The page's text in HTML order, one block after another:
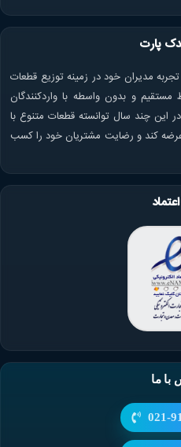
پارت
مدیران خود در زمینه توزیع قطعات
و بدون واسطه با واردکنندگان
این چند سال توانسته قطعات متنوع با
کند و رضایت مشتریان خود را کسب
با ما
021-